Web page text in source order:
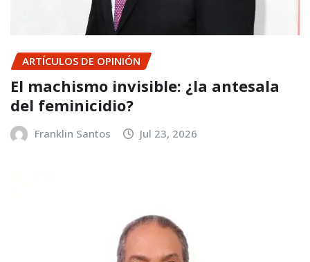
ARTÍCULOS DE OPINIÓN
El machismo invisible: ¿la antesala
del feminicidio?
Franklin Santos Jul 23, 2026